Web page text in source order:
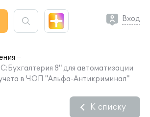
Вход
8" для автоматизации
учета в ЧОП "Альфа-Антикриминал"
К списку